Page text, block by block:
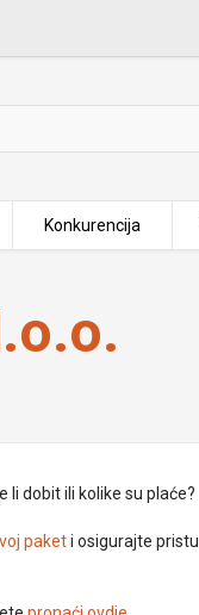
Konkurencija
li dobit ili kolike su plaće?
paketi osigurajte